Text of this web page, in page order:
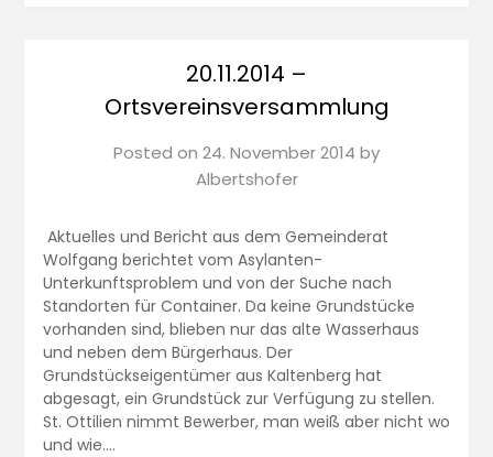
20.11.2014 –
Ortsvereinsversammlung
Posted on 24. November 2014 by
Albertshofer
Aktuelles und Bericht aus dem Gemeinderat
Wolfgang berichtet vom Asylanten-
Unterkunftsproblem und von der Suche nach
Standorten für Container. Da keine Grundstücke
vorhanden sind, blieben nur das alte Wasserhaus
und neben dem Bürgerhaus. Der
Grundstückseigentümer aus Kaltenberg hat
abgesagt, ein Grundstück zur Verfügung zu stellen.
St. Ottilien nimmt Bewerber, man weiß aber nicht wo
und wie….